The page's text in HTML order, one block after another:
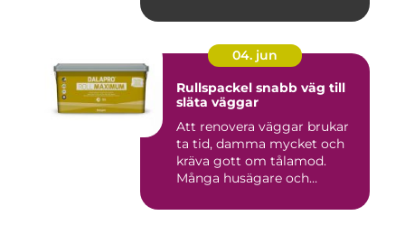
04. jun
Rullspackel snabb väg till
släta väggar
Att renovera väggar brukar
ta tid, damma mycket och
kräva gott om tålamod.
Många husägare och